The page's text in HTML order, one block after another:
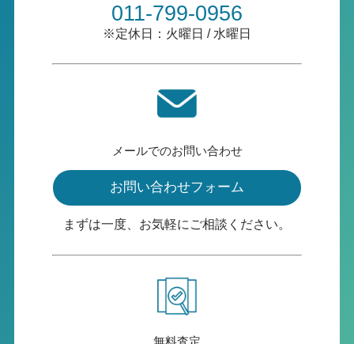
011-799-0956
※定休日：火曜日 / 水曜日
メールでのお問い合わせ
お問い合わせフォーム
まずは一度、お気軽にご相談ください。
無料査定